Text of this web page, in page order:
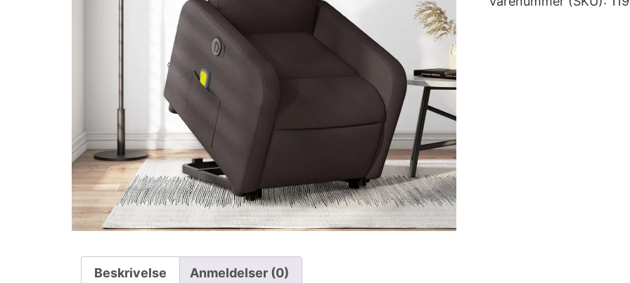
Beskrivelse Anmeldelser (0)